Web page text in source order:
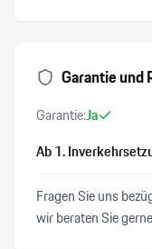
Garantie und
Garantie:Ja
Ab 1.
Fragen Sie uns
wir beraten Sie